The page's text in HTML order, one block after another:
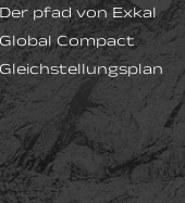
pfad von Exkal
Global Compact
Gleichstellungsplan